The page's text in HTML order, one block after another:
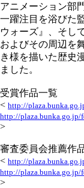
アニメーション部
一躍注目を浴びた
ウォーズ』、そし
およびその周辺を
き様を描いた歴史
ました。
受賞作品一覧
< http://
http://plaza.bunka.go.jp/
>
審査委員会推薦作
< http://
http://plaza.bunka.go.jp/
>